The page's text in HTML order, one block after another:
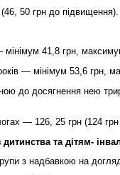
50 грн до підвищення).
мінімум 41,8 грн,
— мінімум 53,6 грн,
до досягнення нею
— 126, 25 грн (124
та дітям-
групи з надбавкою на